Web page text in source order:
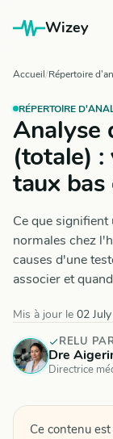
Wizey
Accueil Répertoire
RÉPERTOIRE
Analyse
(totale) :
taux bas
Ce que signifient
normales chez
causes d'une
associer et
Mis à jour le 02
RELU
Dre
Directrice
Ce contenu